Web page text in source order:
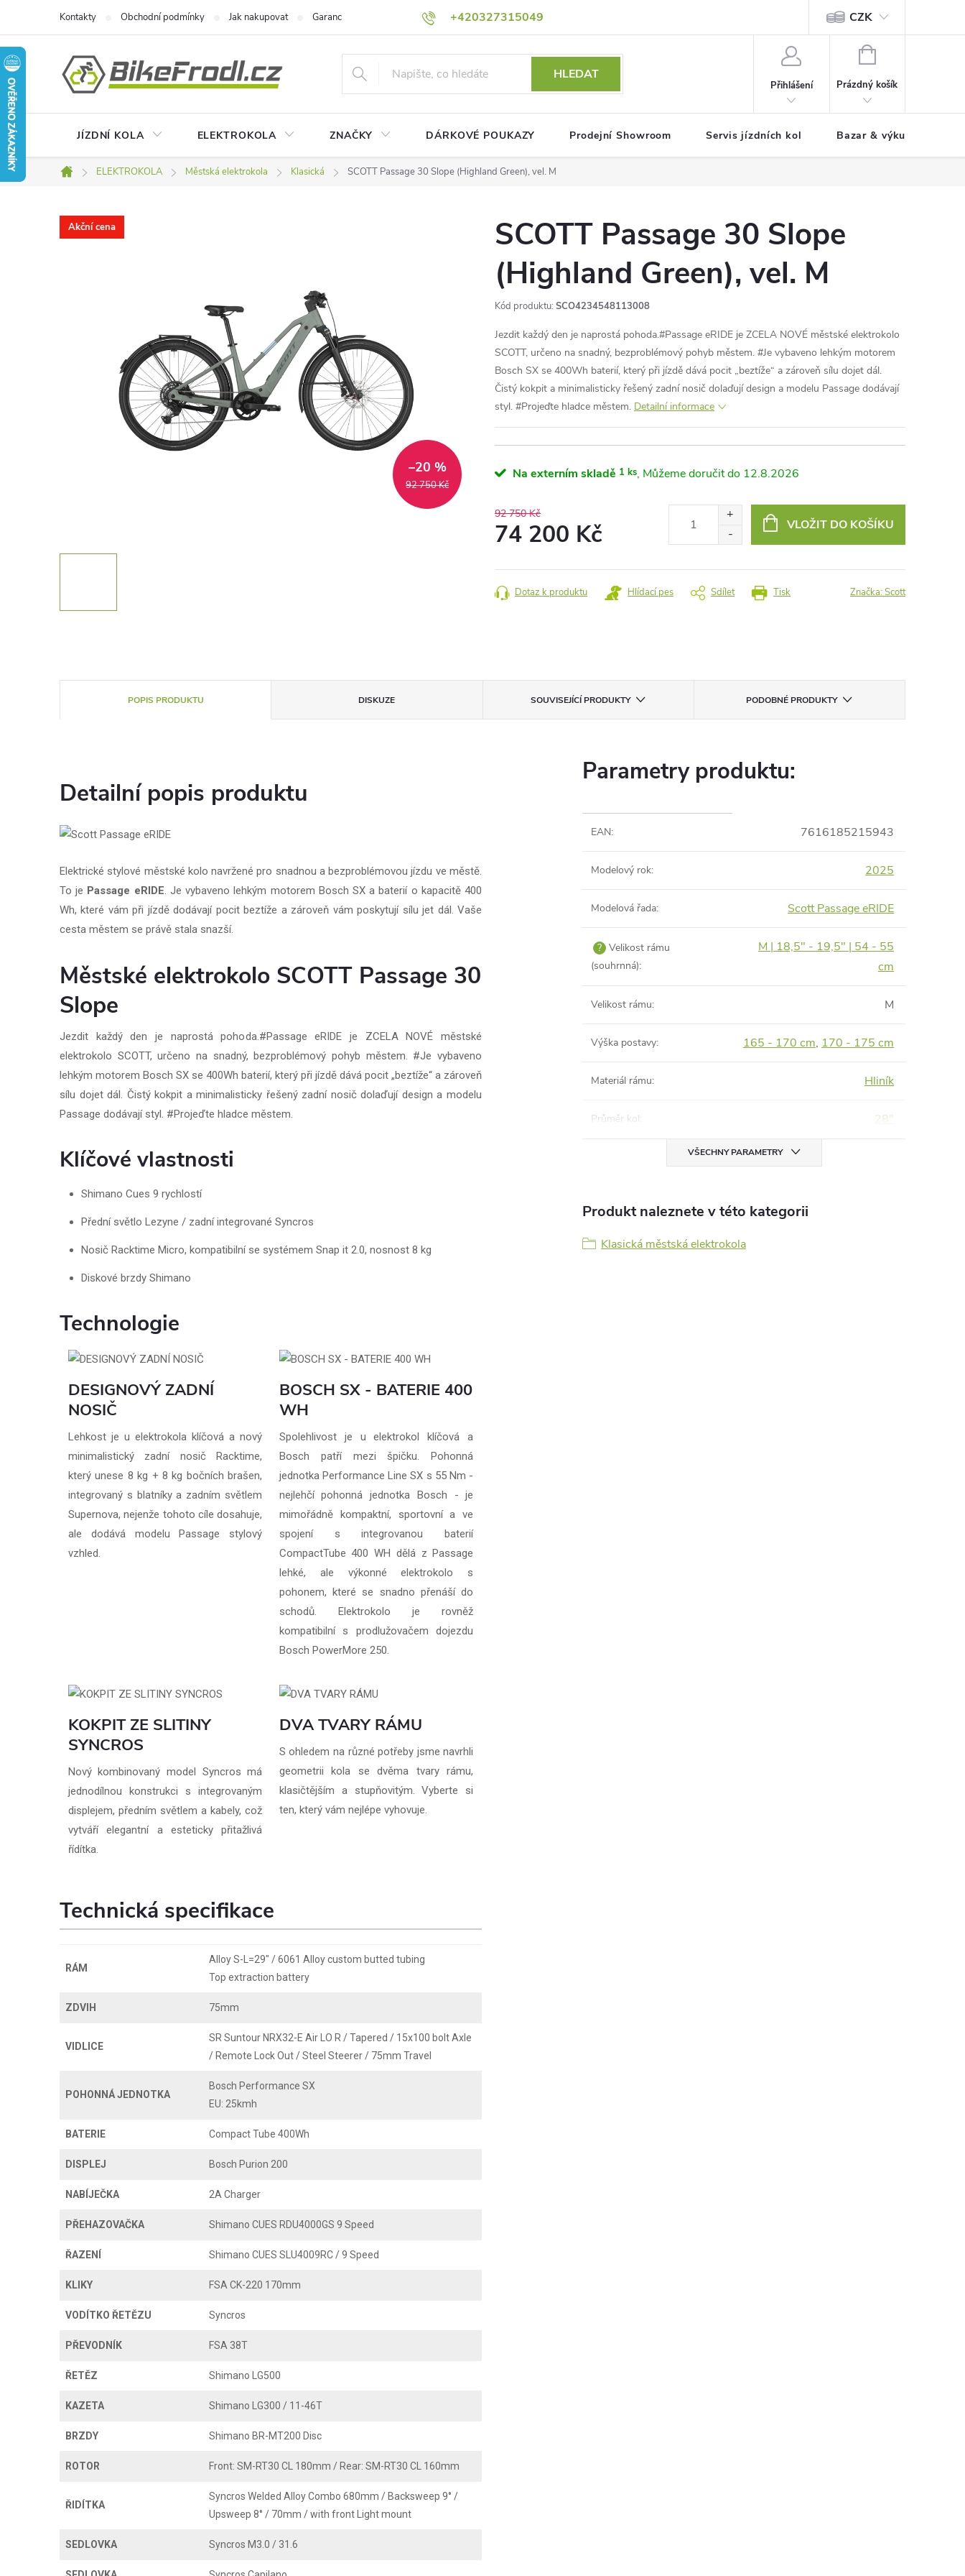
obsah
+420327315049
Kontakty Obchodní podmínky Jak nakupovat Garance nejnižší ceny! Podmínky ochrany osobních údajů CZK
HLEDAT
Přihlášení
NÁKUPNÍ
Prázdný košík
JÍZDNÍ KOLA ELEKTROKOLA ZNAČKY DÁRKOVÉ POUKAZY Prodejní Showroom Servis jízdních kol Bazar & výkup jízdních
Domů
ELEKTROKOLA Městská elektrokola Klasická SCOTT Passage 30 Slope (Highland Green), vel. M
Akční cena
92 750 Kč
–20 %
SCOTT Passage 30 Slope
(Highland Green), vel. M
Kód produktu: SCO4234548113008
Jezdit každý den je naprostá pohoda.#Passage eRIDE je ZCELA NOVÉ městské elektrokolo
SCOTT, určeno na snadný, bezproblémový pohyb městem. #Je vybaveno lehkým motorem
Bosch SX se 400Wh baterií, který při jízdě dává pocit „beztíže“ a zároveň sílu dojet dál.
Čistý kokpit a minimalisticky řešený zadní nosič dolaďují design a modelu Passage dodávají
styl. #Projeďte hladce městem. Detailní informace
Na externím skladě 1 ks 12.8.2026
92 750 Kč
74 200 Kč
cena:
VLOŽIT DO KOŠÍKU
Tisk
Dotaz k produktu Hlídací pes Sdílet Značka:Scott
POPIS PRODUKTU DISKUZE SOUVISEJÍCÍ PRODUKTY PODOBNÉ PRODUKTY
Detailní popis produktu
Elektrické stylové městské kolo navržené pro snadnou a bezproblémovou jízdu ve městě.
To je Passage eRIDE. Je vybaveno lehkým motorem Bosch SX a baterií o kapacitě 400
Wh, které vám při jízdě dodávají pocit beztíže a zároveň vám poskytují sílu jet dál. Vaše
cesta městem se právě stala snazší.
Městské elektrokolo SCOTT Passage 30
Slope
Jezdit každý den je naprostá pohoda.#Passage eRIDE je ZCELA NOVÉ městské
elektrokolo SCOTT, určeno na snadný, bezproblémový pohyb městem. #Je vybaveno
lehkým motorem Bosch SX se 400Wh baterií, který při jízdě dává pocit „beztíže“ a zároveň
sílu dojet dál. Čistý kokpit a minimalisticky řešený zadní nosič dolaďují design a modelu
Passage dodávají styl. #Projeďte hladce městem.
Klíčové vlastnosti
Shimano Cues 9 rychlostí
Přední světlo Lezyne / zadní integrované Syncros
Nosič Racktime Micro, kompatibilní se systémem Snap it 2.0, nosnost 8 kg
Diskové brzdy Shimano
Technologie
DESIGNOVÝ ZADNÍ
NOSIČ
Lehkost je u elektrokola klíčová a nový
minimalistický zadní nosič Racktime,
který unese 8 kg + 8 kg bočních brašen,
integrovaný s blatníky a zadním světlem
Supernova, nejenže tohoto cíle dosahuje,
ale dodává modelu Passage stylový
vzhled.
BOSCH SX - BATERIE 400
WH
Spolehlivost je u elektrokol klíčová a
Bosch patří mezi špičku. Pohonná
jednotka Performance Line SX s 55 Nm -
nejlehčí pohonná jednotka Bosch - je
mimořádně kompaktní, sportovní a ve
spojení s integrovanou baterií
CompactTube 400 WH dělá z Passage
lehké, ale výkonné elektrokolo s
pohonem, které se snadno přenáší do
schodů. Elektrokolo je rovněž
kompatibilní s prodlužovačem dojezdu
Bosch PowerMore 250.
KOKPIT ZE SLITINY
SYNCROS
Nový kombinovaný model Syncros má
jednodílnou konstrukci s integrovaným
displejem, předním světlem a kabely, což
vytváří elegantní a esteticky přitažlivá
řídítka.
DVA TVARY RÁMU
S ohledem na různé potřeby jsme navrhli
geometrii kola se dvěma tvary rámu,
klasičtějším a stupňovitým. Vyberte si
ten, který vám nejlépe vyhovuje.
Technická specifikace
RÁM
Alloy S-L=29" / 6061 Alloy custom butted tubing
Top extraction battery
ZDVIH 75mm
VIDLICE
SR Suntour NRX32-E Air LO R / Tapered / 15x100 bolt Axle
/ Remote Lock Out / Steel Steerer / 75mm Travel
POHONNÁ JEDNOTKA
Bosch Performance SX
EU: 25kmh
BATERIE Compact Tube 400Wh
DISPLEJ Bosch Purion 200
NABÍJEČKA 2A Charger
PŘEHAZOVAČKA Shimano CUES RDU4000GS 9 Speed
ŘAZENÍ Shimano CUES SLU4009RC / 9 Speed
KLIKY FSA CK-220 170mm
VODÍTKO ŘETĚZU Syncros
PŘEVODNÍK FSA 38T
ŘETĚZ Shimano LG500
KAZETA Shimano LG300 / 11-46T
BRZDY Shimano BR-MT200 Disc
ROTOR Front: SM-RT30 CL 180mm / Rear: SM-RT30 CL 160mm
ŘIDÍTKA
Syncros Welded Alloy Combo 680mm / Backsweep 9° /
Upsweep 8° / 70mm / with front Light mount
SEDLOVKA Syncros M3.0 / 31.6
Parametry produktu:
EAN: 7616185215943
Modelový rok: 2025
Modelová řada: Scott Passage eRIDE
? Velikost rámu
(souhrnná):
M | 18,5" - 19,5" | 54 - 55
cm
Velikost rámu: M
Výška postavy: 165 - 170 cm, 170 - 175 cm
Materiál rámu: Hliník
Průměr kol: 28"
VŠECHNY PARAMETRY
Produkt naleznete v této kategorii
Klasická městská elektrokola